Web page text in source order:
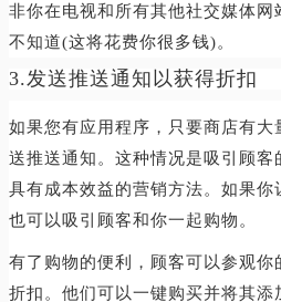
非你在电视和所有其他社交媒体
不知道(这将花费你很多钱)。
3.发送推送通知以获得折扣
如果您有应用程序，只要商店有
送推送通知。这种情况是吸引顾客
具有成本效益的营销方法。如果
也可以吸引顾客和你一起购物。
有了购物的便利，顾客可以参观你
折扣。他们可以一键购买并将其添